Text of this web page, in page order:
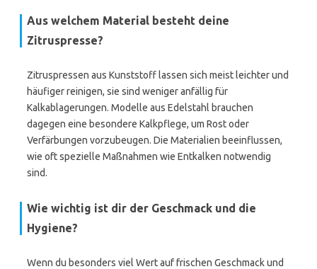
Aus welchem Material besteht deine
Zitruspresse?
Zitruspressen aus Kunststoff lassen sich meist leichter und
häufiger reinigen, sie sind weniger anfällig für
Kalkablagerungen. Modelle aus Edelstahl brauchen
dagegen eine besondere Kalkpflege, um Rost oder
Verfärbungen vorzubeugen. Die Materialien beeinflussen,
wie oft spezielle Maßnahmen wie Entkalken notwendig
sind.
Wie wichtig ist dir der Geschmack und die
Hygiene?
Wenn du besonders viel Wert auf frischen Geschmack und